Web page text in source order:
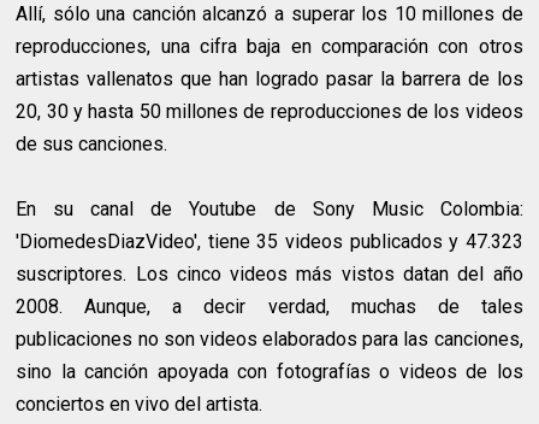
Allí, sólo una canción alcanzó a superar los 10 millones de
reproducciones, una cifra baja en comparación con otros
artistas vallenatos que han logrado pasar la barrera de los
20, 30 y hasta 50 millones de reproducciones de los videos
de sus canciones.
En su canal de Youtube de Sony Music Colombia:
'DiomedesDiazVideo', tiene 35 videos publicados y 47.323
suscriptores. Los cinco videos más vistos datan del año
2008. Aunque, a decir verdad, muchas de tales
publicaciones no son videos elaborados para las canciones,
sino la canción apoyada con fotografías o videos de los
conciertos en vivo del artista.